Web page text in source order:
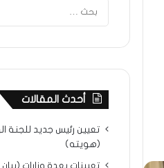
أحدث المقالات
تعيين رئيس جديد للجنة
(هويته)
تعيينات بعدة وزارات